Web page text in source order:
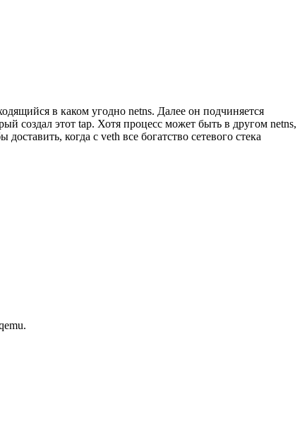
в каком угодно netns. Далее он подчиняется
создал этот tap. Хотя процесс может быть в другом netns,
когда с veth все богатство сетевого стека